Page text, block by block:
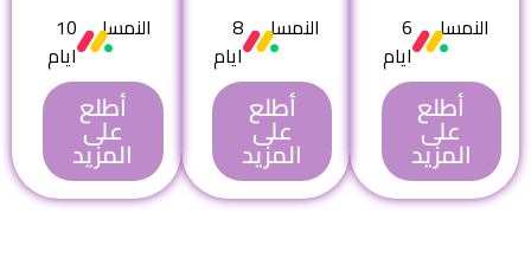
النمسا
6
ايام
أطلع
على
المزيد
النمسا
8
ايام
أطلع
على
المزيد
النمسا
10
ايام
أطلع
على
المزيد